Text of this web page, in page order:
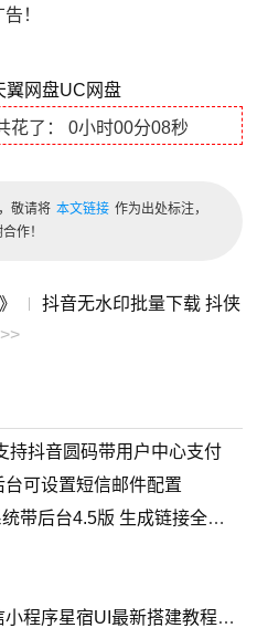
！
翼网盘UC网盘
了：
0小时00分08秒
敬请将 本文链接 作为出处标注，
作！
抖音无水印批量下载 抖侠
>>
持抖音圆码带用户中心支付
可设置短信邮件配置
后台4.5版 生成链接全套防红
宿UI最新搭建教程，附带配套软件